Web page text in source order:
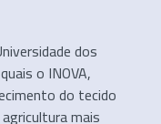
dos
o INOVA,
do tecido
mais